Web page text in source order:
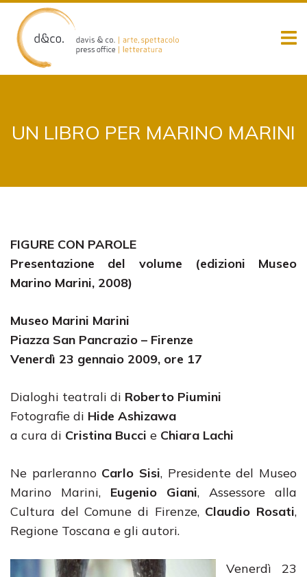
content
UN LIBRO PER MARINO MARINI
FIGURE CON PAROLE
Presentazione del volume (edizioni Museo
Marino Marini, 2008)
Museo Marini Marini
Piazza San Pancrazio – Firenze
Venerdì 23 gennaio 2009, ore 17
Dialoghi teatrali di Roberto Piumini
Fotografie di Hide Ashizawa
a cura di Cristina Bucci e Chiara Lachi
Ne parleranno Carlo Sisi, Presidente del Museo
Marino Marini, Eugenio Giani, Assessore alla
Cultura del Comune di Firenze, Claudio Rosati,
Regione Toscana e gli autori.
Venerdì 23